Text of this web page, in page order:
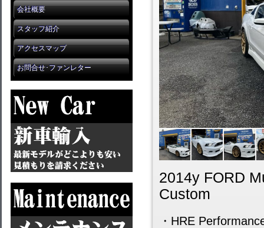
会社概要
スタッフ紹介
アクセスマップ
お問合せ･ファンレター
2014y FORD
Custom
・HRE